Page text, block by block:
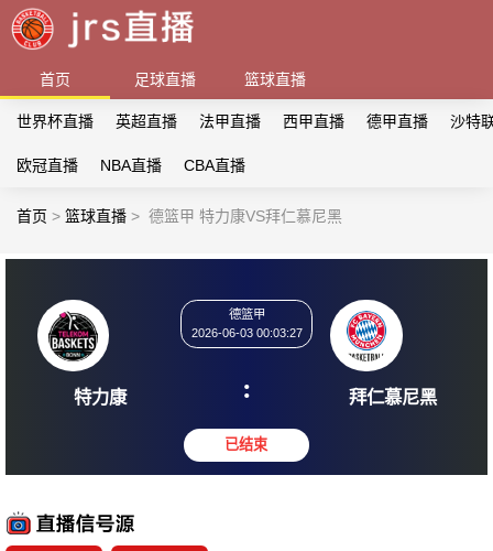
首页 足球直播 篮球直播
世界杯直播 英超直播 法甲直播 西甲直播 德甲直播 沙特
欧冠直播 NBA直播 CBA直播
首页 > 篮球直播 > 德篮甲 特力康VS拜仁慕尼黑
2026-06-03 00:03:27
: